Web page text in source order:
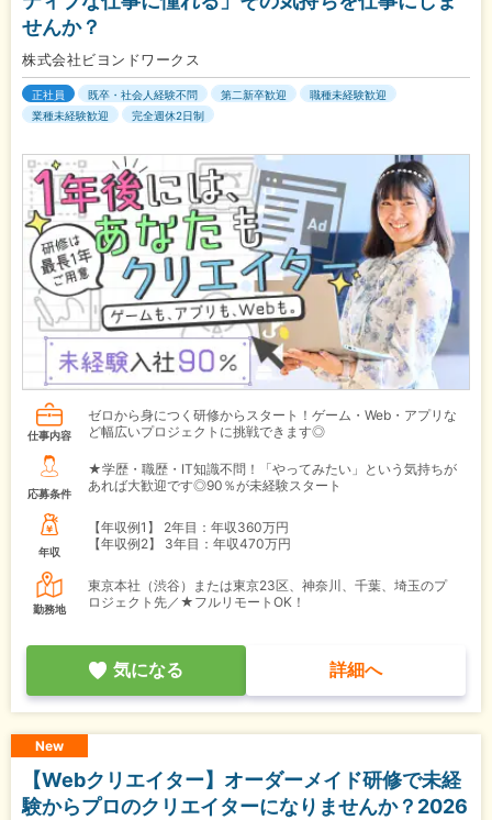
せんか？
株式会社ビヨンドワークス
正社員 既卒・社会人経験不問 第二新卒歓迎
職種未経験歓迎
業種未経験歓迎
完全週休2日制
仕事内容
ゼロから身につく研修からスタート！ゲーム・Web・アプリな
ど幅広いプロジェクトに挑戦できます◎
応募条件
★学歴・職歴・IT知識不問！「やってみたい」という気持ちが
あれば大歓迎です◎90％が未経験スタート
年収
【年収例1】
2年目：年収360万円
【年収例2】
3年目：年収470万円
勤務地
東京本社（渋谷）または東京23区、神奈川、千葉、埼玉のプ
ロジェクト先／★フルリモートOK！
気になる 詳細へ
New
【Webクリエイター】オーダーメイド研修で未経
験からプロのクリエイターになりませんか？2026